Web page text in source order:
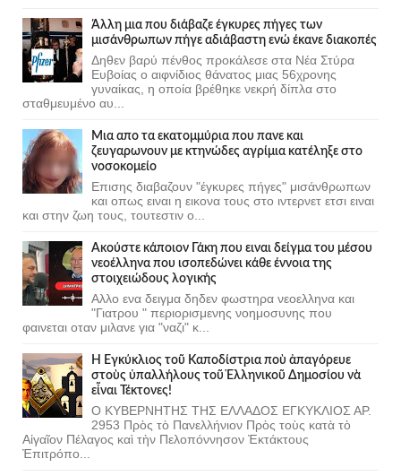
Άλλη μια που διάβαζε έγκυρες πήγες των
μισάνθρωπων πήγε αδιάβαστη ενώ έκανε διακοπές
Δηθεν βαρύ πένθος προκάλεσε στα Νέα Στύρα
Ευβοίας ο αιφνίδιος θάνατος μιας 56χρονης
γυναίκας, η οποία βρέθηκε νεκρή δίπλα στο
σταθμευμένο αυ...
Μια απο τα εκατομμύρια που πανε και
ζευγαρωνουν με κτηνώδες αγρίμια κατέληξε στο
νοσοκομείο
Επισης διαβαζουν "έγκυρες πήγες" μισάνθρωπων
και οπως ειναι η εικονα τους στο ιντερνετ ετσι ειναι
και στην ζωη τους, τουτεστιν ο...
Ακούστε κάποιον Γάκη που ειναι δείγμα του μέσου
νεοέλληνα που ισοπεδώνει κάθε έννοια της
στοιχειώδους λογικής
Αλλο ενα δειγμα δηδεν φωστηρα νεοελληνα και
"Γιατρου " περιορισμενης νοημοσυνης που
φαινεται οταν μιλανε για "ναζι" κ...
Ἡ Ἐγκύκλιος τοῦ Καποδίστρια ποὺ ἀπαγόρευε
στοὺς ὑπαλλήλους τοῦ Ἑλληνικοῦ Δημοσίου νὰ
εἶναι Τέκτονες!
Ο ΚΥΒΕΡΝΗΤΗΣ ΤΗΣ ΕΛΛΑΔΟΣ ΕΓΚΥΚΛΙΟΣ ΑΡ.
2953 Πρὸς τὸ Πανελλήνιον Πρὸς τοὺς κατὰ τὸ
Αἰγαῖον Πέλαγος καὶ τὴν Πελοπόννησον Ἐκτάκτους
Ἐπιτρόπο...